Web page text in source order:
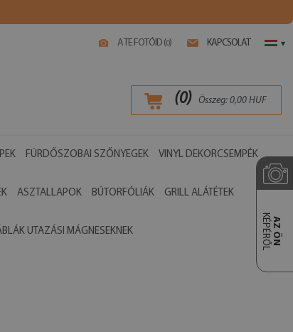
A TE FOTÓID (0) KAPCSOLAT ▾
(0) Összeg: 0,00 HUF
FÜRDŐSZOBAI SZŐNYEGEK VINYL DEKORCSEMPÉK
ASZTALLAPOK BÚTORFÓLIÁK GRILL ALÁTÉTEK
UTAZÁSI MÁGNESEKNEK AZ ÖN
KÉPÉRŐL